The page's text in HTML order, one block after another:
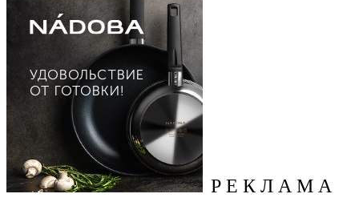
Р Е К Л А М А